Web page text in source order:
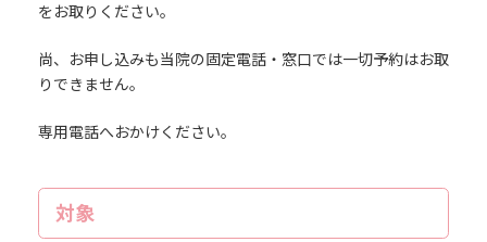
をお取りください。
尚、お申し込みも当院の固定電話・窓口では一切予約はお取
りできません。
専用電話へおかけください。
対象